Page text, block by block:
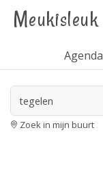
Meukisleuk
Agenda
Zoek in mijn buurt